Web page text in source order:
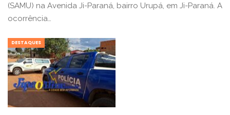
(SAMU) na Avenida Ji-Paraná, bairro Urupá, em Ji-Paraná. A
ocorrência…
DESTAQUES